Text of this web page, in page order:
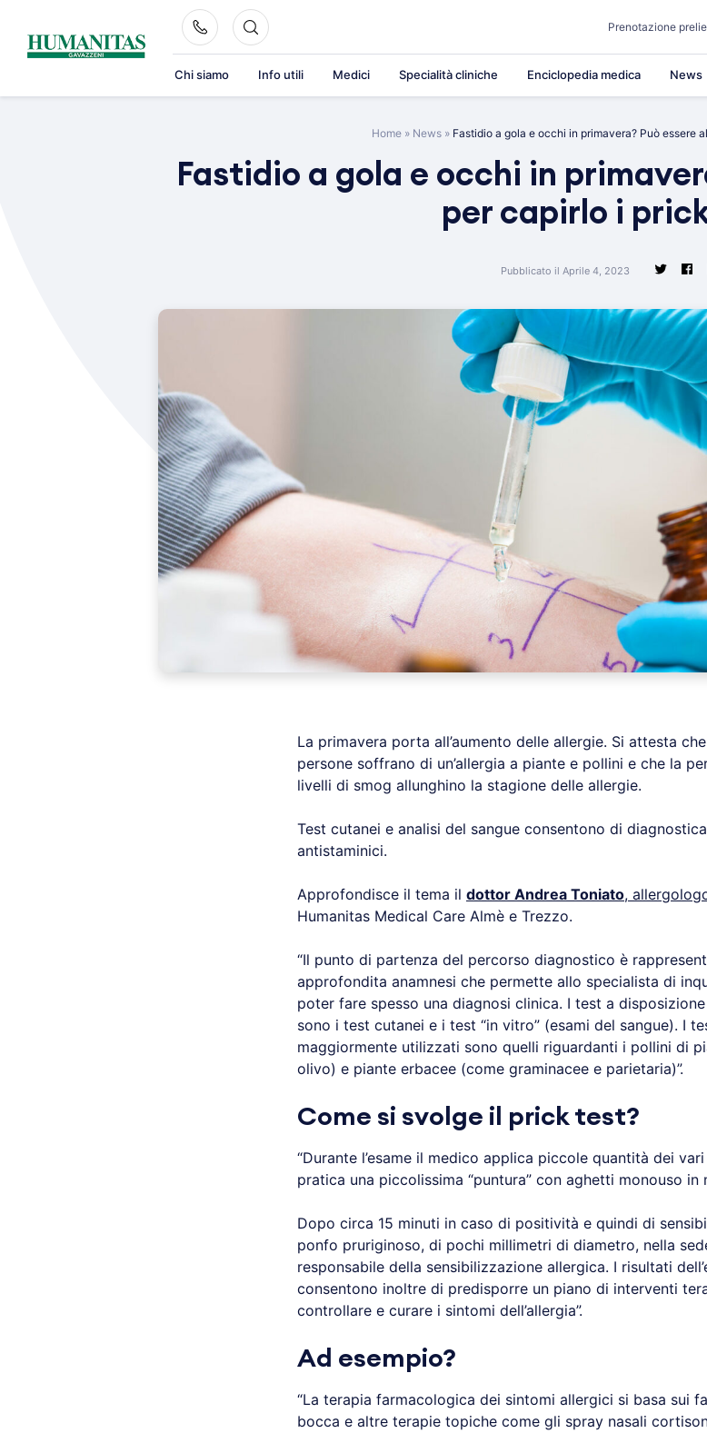
content
Prenotazione
Chi siamo Info utili Medici Specialità cliniche Enciclopedia medica News
Home» News» Fastidio a gola e occhi in primavera? Può essere
Fastidio a gola e occhi in
per capirlo i
Pubblicato il Aprile 4, 2023
La primavera porta all’aumento delle allergie. Si attesta
persone soffrano di un’allergia a piante e pollini e che la
livelli di smog allunghino la stagione delle allergie.
Test cutanei e analisi del sangue consentono di
antistaminici.
Approfondisce il tema il dottor Andrea Toniato,
Humanitas Medical Care Almè e Trezzo.
“Il punto di partenza del percorso diagnostico è
approfondita anamnesi che permette allo specialista di
poter fare spesso una diagnosi clinica. I test a
sono i test cutanei e i test “in vitro” (esami del sangue). I
maggiormente utilizzati sono quelli riguardanti i pollini di
olivo) e piante erbacee (come graminacee e parietaria)”.
Come si svolge il prick test?
“Durante l’esame il medico applica piccole quantità dei
pratica una piccolissima “puntura” con aghetti monouso
Dopo circa 15 minuti in caso di positività e quindi di
ponfo pruriginoso, di pochi millimetri di diametro, nella
responsabile della sensibilizzazione allergica. I risultati
consentono inoltre di predisporre un piano di interventi
controllare e curare i sintomi dell’allergia”.
Ad esempio?
“La terapia farmacologica dei sintomi allergici si basa sui
bocca e altre terapie topiche come gli spray nasali